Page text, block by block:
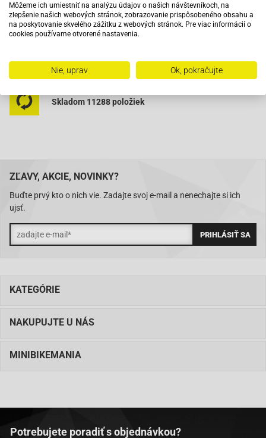
Pri objednaní do 12:00 tovar zajtra u vás
Na trhu od roku 2007
Skladom 11288 položiek
ZĽAVY, AKCIE, NOVINKY?
Buďte prvý kto o nich vie. Zadajte svoj e-mail a nenechajte si ich
ujsť.
KATEGÓRIE
NAKUPUJTE U NÁS
MINIBIKEMANIA
Potrebujete poradiť s objednávkou?
Môžeme ich umiestniť na analýzu údajov o našich návštevníkoch, na
zlepšenie našich webových stránok, zobrazovanie prispôsobeného obsahu a
na poskytovanie skvelého zážitku z webových stránok. Pre viac informácií o
cookies používame otvorené nastavenia.
Nie, uprav Ok, pokračujte